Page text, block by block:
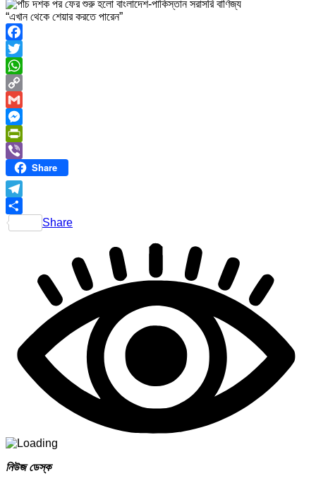
“এখান থেকে শেয়ার করতে পারেন”
Facebook
Twitter
WhatsApp
Copy
Link
Gmail
Messenger
PrintFriendly
ViberShare
Telegram
Share
নিউজ ডেস্ক